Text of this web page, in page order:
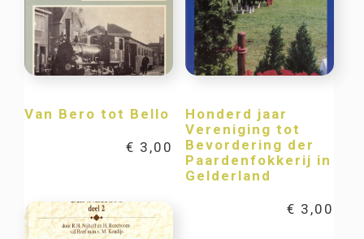
Van Bero tot Bello
€ 3,00
Honderd jaar
Vereniging tot
Bevordering der
Paardenfokkerij in
Gelderland
€ 3,00